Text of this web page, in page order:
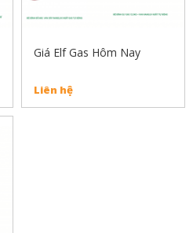
Giá Elf Gas Hôm Nay
Liên hệ